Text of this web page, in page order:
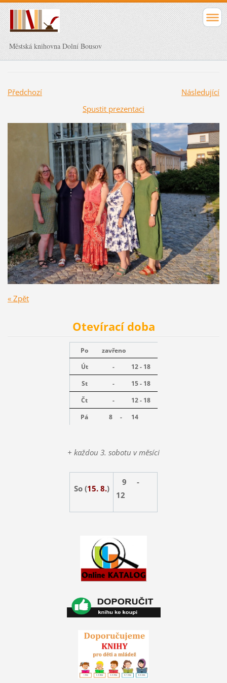
Městská knihovna Dolní Bousov
Předchozí
Následující
Spustit prezentaci
« Zpět
Otevírací doba
Po
zavřeno
Út
-
12 - 18
St
-
15 - 18
Čt
-
12 - 18
Pá
8 - 14
+ každou 3. sobotu v měsíci
So (15. 8.)
9 -
12